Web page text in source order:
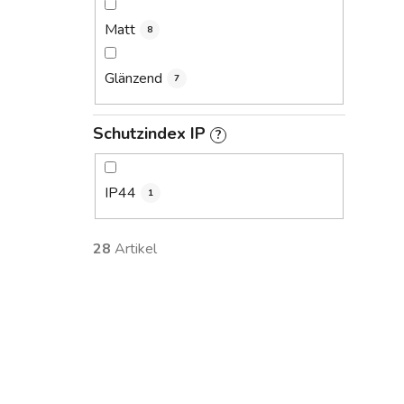
Matt 8
Glänzend 7
Schutzindex IP ?
IP44 1
28 Artikel